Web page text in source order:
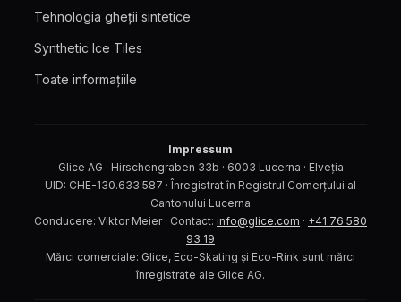
Tehnologia gheții sintetice
Synthetic Ice Tiles
Toate informațiile
Impressum
Glice AG · Hirschengraben 33b · 6003 Lucerna · Elveția
UID: CHE-130.633.587 · Înregistrat în Registrul Comerțului al
Cantonului Lucerna
Conducere: Viktor Meier · Contact: info@glice.com · +41 76 580
93 19
Mărci comerciale: Glice, Eco-Skating și Eco-Rink sunt mărci
înregistrate ale Glice AG.